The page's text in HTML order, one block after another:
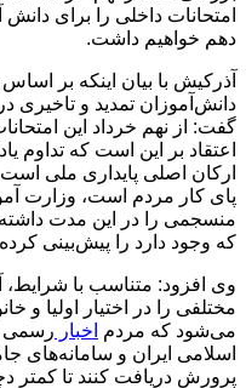
امتحانات داخلی را برای
دهم خواهیم داشت.
آذرکیش با بیان اینکه بر
دانش‌آموزان تمدید و تاخیری
گفت: از نهم خرداد این
اعتقاد بر این است که تداوم
ارکان اصلی پایداری ملی
پای کار مردم است، وزارت
منسجمی را در این مدت
که وجود دارد را پیش‌بینی‌
وی افزود: متناسب با
مختلفی را در اختیار اولیا و
می‌شود که مردم اخبار رسمی
اسلامی ایران و سامانه‌های
پرورش دریافت کنند تا کمتر